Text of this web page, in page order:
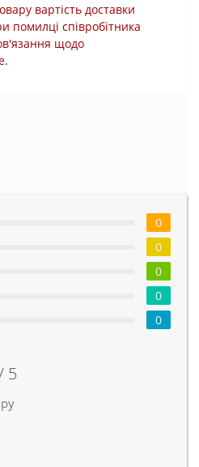
вартість доставки
помилці співробітника
щодо
5
0
0
0
0
0